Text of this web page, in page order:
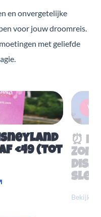
en onvergetelijke
voor jouw droomreis.
met geliefde
€49 (tot
⏰
Bekijk